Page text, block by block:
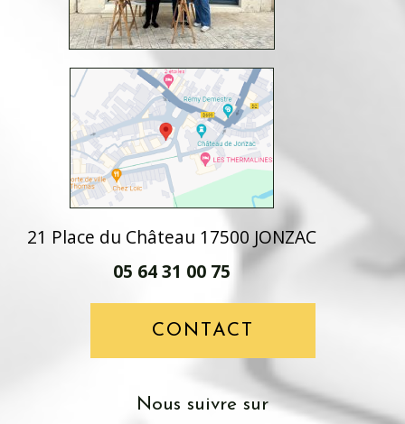
21 Place du Château 17500 JONZAC
05 64 31 00 75
CONTACT
nous suivre sur